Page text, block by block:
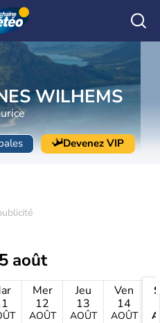
WILHEMS
Devenez VIP
août
Mer
12
AOÛT
Jeu
13
AOÛT
Ven
14
AOÛT